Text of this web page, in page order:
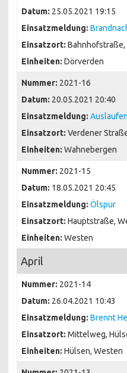
Datum: 25.05.2021 19:15
Einsatzmeldung:
Einsatzort: Bahnhofstraße,
Einheiten: Dörverden
Nummer: 2021-16
Datum: 20.05.2021 20:40
Einsatzmeldung:
Einsatzort: Verdener
Einheiten: Wahnebergen
Nummer: 2021-15
Datum: 18.05.2021 20:45
Einsatzmeldung: Ölspur
Einsatzort: Hauptstraße,
Einheiten: Westen
April
Nummer: 2021-14
Datum: 26.04.2021 10:43
Einsatzmeldung: Brennt
Einsatzort: Mittelweg,
Einheiten: Hülsen, Westen